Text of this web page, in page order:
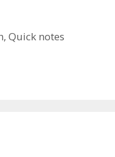
,Quick notes